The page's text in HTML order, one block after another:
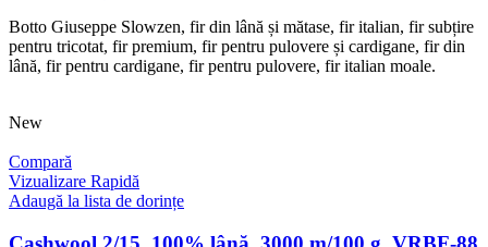
Botto Giuseppe Slowzen, fir din lână și mătase, fir italian, fir subțire
pentru tricotat, fir premium, fir pentru pulovere și cardigane, fir din
lână, fir pentru cardigane, fir pentru pulovere, fir italian moale.
New
Compară
Vizualizare Rapidă
Adaugă la lista de dorințe